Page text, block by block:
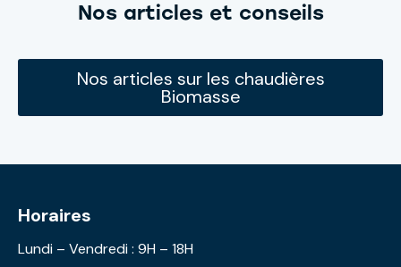
Nos articles et conseils
Nos articles sur les chaudières
Biomasse
Horaires
Lundi – Vendredi : 9H – 18H